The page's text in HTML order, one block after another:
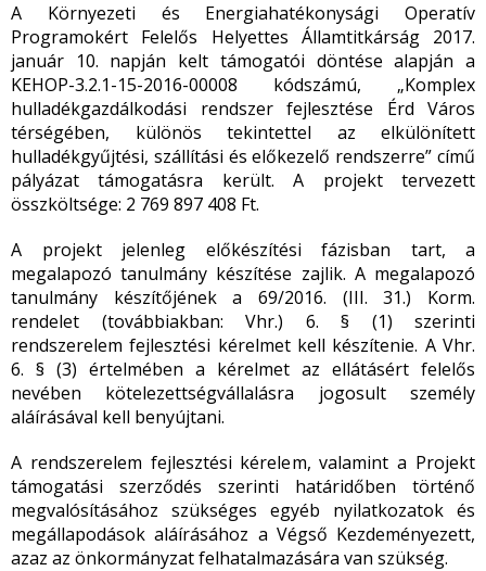
A Környezeti és Energiahatékonysági Operatív
Programokért Felelős Helyettes Államtitkárság 2017.
január 10. napján kelt támogatói döntése alapján a
KEHOP-3.2.1-15-2016-00008 kódszámú, „Komplex
hulladékgazdálkodási rendszer fejlesztése Érd Város
térségében, különös tekintettel az elkülönített
hulladékgyűjtési, szállítási és előkezelő rendszerre” című
pályázat támogatásra került. A projekt tervezett
összköltsége: 2 769 897 408 Ft.
A projekt jelenleg előkészítési fázisban tart, a
megalapozó tanulmány készítése zajlik. A megalapozó
tanulmány készítőjének a 69/2016. (III. 31.) Korm.
rendelet (továbbiakban: Vhr.) 6. § (1) szerinti
rendszerelem fejlesztési kérelmet kell készítenie. A Vhr.
6. § (3) értelmében a kérelmet az ellátásért felelős
nevében kötelezettségvállalásra jogosult személy
aláírásával kell benyújtani.
A rendszerelem fejlesztési kérelem, valamint a Projekt
támogatási szerződés szerinti határidőben történő
megvalósításához szükséges egyéb nyilatkozatok és
megállapodások aláírásához a Végső Kezdeményezett,
azaz az önkormányzat felhatalmazására van szükség.